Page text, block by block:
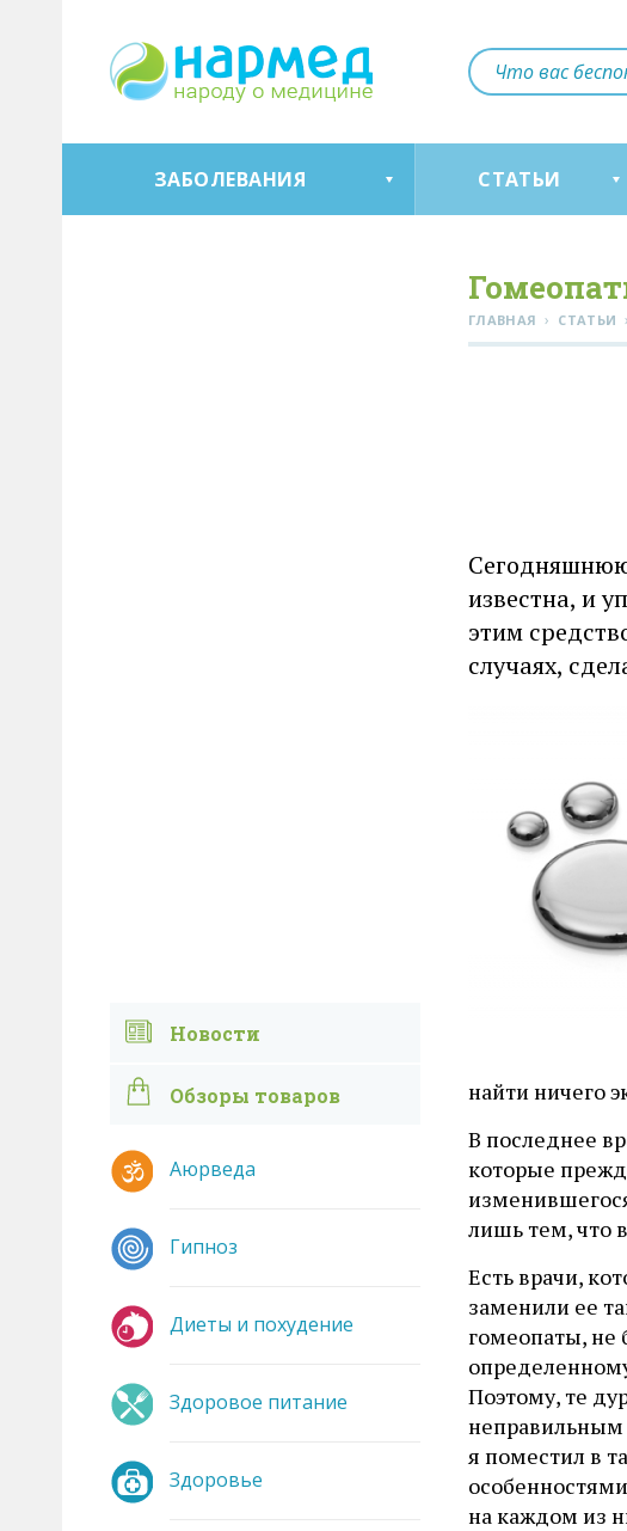
ЗАБОЛЕВАНИЯ СТАТЬИ
ГЛАВНАЯ › СТАТЬИ ›
известна, и
этим
случаях,
найти ничего
В последнее
которые
лишь тем, что
Есть врачи,
заменили ее
гомеопаты, не
Поэтому, те
неправильным
я поместил в
на каждом из
Новости
Обзоры товаров
Аюрведа
Гипноз
Диеты и похудение
Здоровое питание
Здоровье